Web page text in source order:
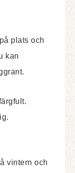
plats och
kan
vintern och